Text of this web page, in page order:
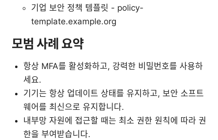
기업 보안 정책 템플릿 - policy-
template.example.org
모범 사례 요약
항상 MFA를 활성화하고, 강력한 비밀번호를 사용하
세요.
기기는 항상 업데이트 상태를 유지하고, 보안 소프트
웨어를 최신으로 유지합니다.
내부망 자원에 접근할 때는 최소 권한 원칙에 따라 권
한을 부여받습니다.